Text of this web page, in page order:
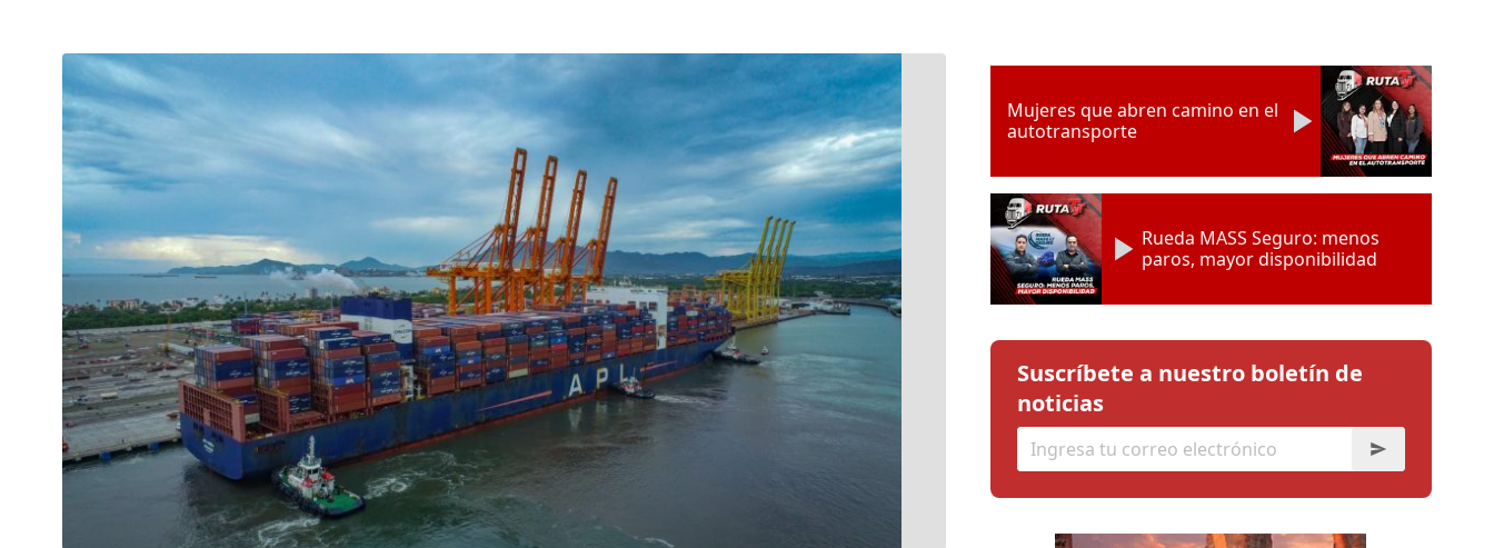
Mujeres que abren camino en el
autotransporte
Rueda MASS Seguro: menos
paros, mayor disponibilidad
Suscríbete a nuestro boletín de
noticias